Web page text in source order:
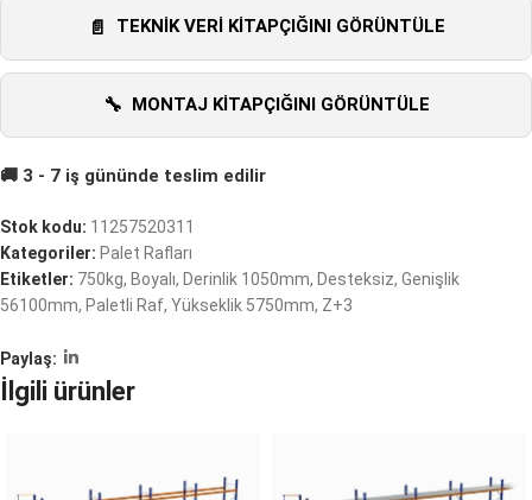
TEKNIK VERI KITAPÇIĞINI GÖRÜNTÜLE
MONTAJ KITAPÇIĞINI GÖRÜNTÜLE
Stok kodu: 11257520311
Kategoriler: Palet Rafları
Etiketler: 750kg, Boyalı, Derinlik 1050mm, Desteksiz, Genişlik
56100mm, Paletli Raf, Yükseklik 5750mm, Z+3
Paylaş:
İlgili ürünler